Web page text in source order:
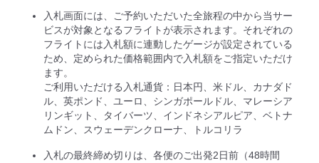
入札画面には、ご予約いただいた全旅程の中から当サー
ビスが対象となるフライトが表示されます。それぞれの
フライトには入札額に連動したゲージが設定されている
ため、定められた価格範囲内で入札額をご指定いただけ
ます。
ご利用いただける入札通貨：日本円、米ドル、カナダド
ル、英ポンド、ユーロ、シンガポールドル、マレーシア
リンギット、タイバーツ、インドネシアルピア、ベトナ
ムドン、スウェーデンクローナ、トルコリラ
入札の最終締め切りは、各便のご出発2日前（48時間